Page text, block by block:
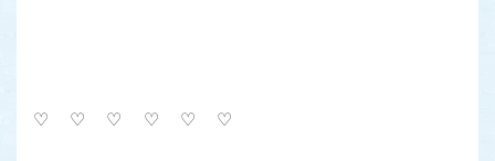
♡ ♡ ♡ ♡ ♡ ♡